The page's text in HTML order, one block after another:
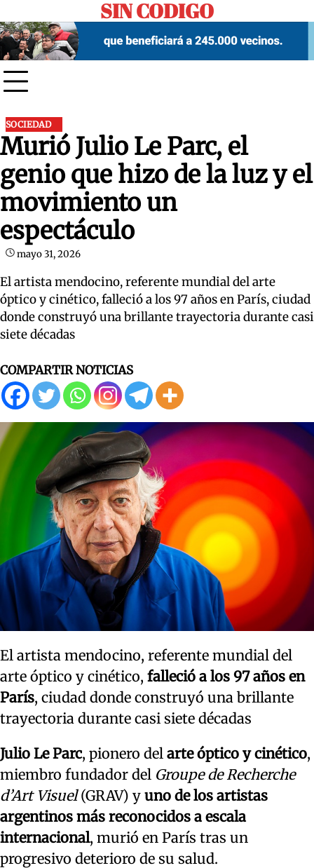
to
content
SIN CODIGO
SOCIEDAD
Murió Julio Le Parc, el
genio que hizo de la luz y el
movimiento un
espectáculo
mayo 31, 2026
El artista mendocino, referente mundial del arte
óptico y cinético, falleció a los 97 años en París, ciudad
donde construyó una brillante trayectoria durante casi
siete décadas
COMPARTIR NOTICIAS
El artista mendocino, referente mundial del
arte óptico y cinético, falleció a los 97 años en
París, ciudad donde construyó una brillante
trayectoria durante casi siete décadas
Julio Le Parc, pionero del arte óptico y cinético,
miembro fundador del Groupe de Recherche
d’Art Visuel(GRAV) y uno de los artistas
argentinos más reconocidos a escala
internacional, murió en París tras un
progresivo deterioro de su salud.